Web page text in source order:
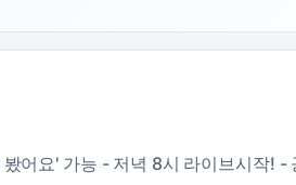
어요' 가능 - 저녁 8시 라이브시작! -